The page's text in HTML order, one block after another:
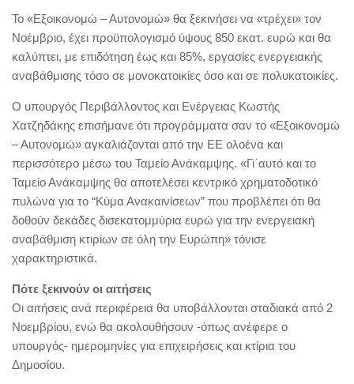
Το «Εξοικονομώ – Αυτονομώ» θα ξεκινήσει να «τρέχει» τον
Νοέμβριο, έχει προϋπολογισμό ύψους 850 εκατ. ευρώ και θα
καλύπτει, με επιδότηση έως και 85%, εργασίες ενεργειακής
αναβάθμισης τόσο σε μονοκατοικίες όσο και σε πολυκατοικίες.
Ο υπουργός Περιβάλλοντος και Ενέργειας Κωστής
Χατζηδάκης επισήμανε ότι προγράμματα σαν το «Εξοικονομώ
– Αυτονομώ» αγκαλιάζονται από την ΕΕ ολοένα και
περισσότερο μέσω του Ταμείο Ανάκαμψης. «Γι΄αυτό και το
Ταμείο Ανάκαμψης θα αποτελέσει κεντρικό χρηματοδοτικό
πυλώνα για το “Κύμα Ανακαινίσεων” που προβλέπει ότι θα
δοθούν δεκάδες δισεκατομμύρια ευρώ για την ενεργειακή
αναβάθμιση κτιρίων σε όλη την Ευρώπη» τόνισε
χαρακτηριστικά.
Πότε ξεκινούν οι αιτήσεις
Οι αιτήσεις ανά περιφέρεια θα υποβάλλονται σταδιακά από 2
Νοεμβρίου, ενώ θα ακολουθήσουν -όπως ανέφερε ο
υπουργός- ημερομηνίες για επιχειρήσεις και κτίρια του
Δημοσίου.